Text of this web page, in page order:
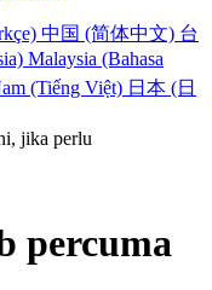
中国 (简体中文) 台
Malaysia (Bahasa
(Tiếng Việt) 日本 (日
jika perlu
percuma